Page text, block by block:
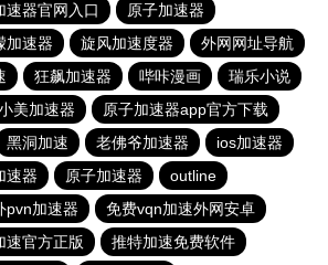
速器官网入口
原子加速器
加速器 旋风加速度器
外网网址导航
狂飙加速器 哔咔漫画
瑞乐小说
美加速器
原子加速器app官方下载
黑洞加速 老佛爷加速器
ios加速器
速器 原子加速器
outline
pvn加速器
免费vqn加速外网安卓
速官方正版
推特加速免费软件